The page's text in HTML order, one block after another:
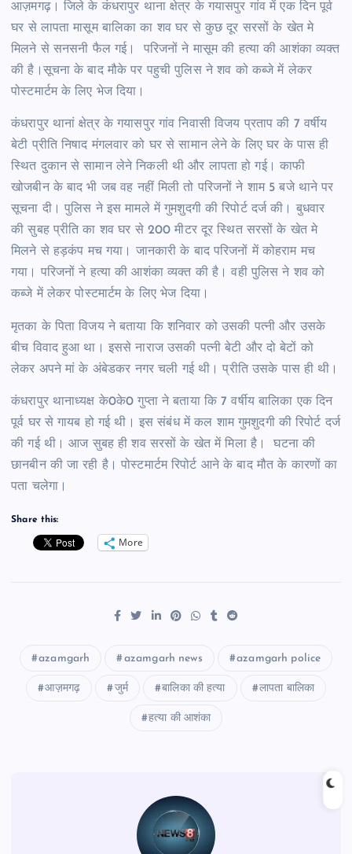
आज़मगढ़। जिले के कंधरापुर थाना क्षेत्र के गयासपुर गांव में एक दिन पूर्व
घर से लापता मासूम बालिका का शव घर से कुछ दूर सरसों के खेत मे
मिलने से सनसनी फैल गई। परिजनों ने मासूम की हत्या की आशंका व्यक्त
की है।सूचना के बाद मौके पर पहुची पुलिस ने शव को कब्जे में लेकर
पोस्टमार्टम के लिए भेज दिया।
कंधरापुर थानां क्षेत्र के गयासपुर गांव निवासी विजय प्रताप की 7 वर्षीय
बेटी प्रीति निषाद मंगलवार को घर से सामान लेने के लिए घर के पास ही
स्थित दुकान से सामान लेने निकली थी और लापता हो गई। काफी
खोजबीन के बाद भी जब वह नहीं मिली तो परिजनों ने शाम 5 बजे थाने पर
सूचना दी। पुलिस ने इस मामले में गुमशुदगी की रिपोर्ट दर्ज की। बुधवार
की सुबह प्रीति का शव घर से 200 मीटर दूर स्थित सरसों के खेत मे
मिलने से हड़कंप मच गया। जानकारी के बाद परिजनों में कोहराम मच
गया। परिजनों ने हत्या की आशंका व्यक्त की है। वही पुलिस ने शव को
कब्जे में लेकर पोस्टमार्टम के लिए भेज दिया।
मृतका के पिता विजय ने बताया कि शनिवार को उसकी पत्नी और उसके
बीच विवाद हुआ था। इससे नाराज उसकी पत्नी बेटी और दो बेटों को
लेकर अपने मां के अंबेडकर नगर चली गई थी। प्रीति उसके पास ही थी।
कंधरापुर थानाध्यक्ष के0के0 गुप्ता ने बताया कि 7 वर्षीय बालिका एक दिन
पूर्व घर से गायब हो गई थी। इस संबंध में कल शाम गुमशुदगी की रिपोर्ट दर्ज
की गई थी। आज सुबह ही शव सरसों के खेत में मिला है। घटना की
छानबीन की जा रही है। पोस्टमार्टम रिपोर्ट आने के बाद मौत के कारणों का
पता चलेगा।
Share this:
More
azamgarh azamgarh news azamgarh police
आज़मगढ़ जुर्म बालिका की हत्या लापता बालिका
हत्या की आशंका